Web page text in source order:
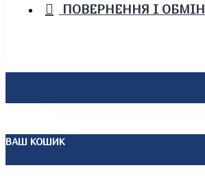
ПОВЕРНЕННЯ І ОБМІН
ВАШ КОШИК